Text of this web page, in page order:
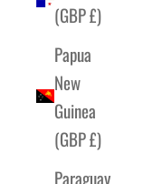
(GBP £)
Papua
New
Guinea
(GBP £)
Paraguay